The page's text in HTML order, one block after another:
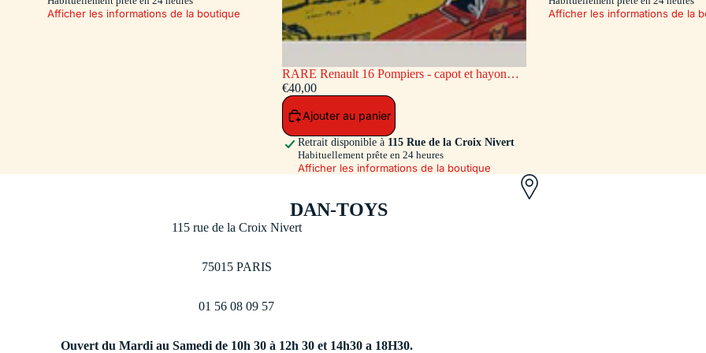
Afficher les informations de la boutique
RARE Renault 16 Pompiers - capot et hayon
ouvrants - siège AR coulissant (Exclusivité Dan-
Toys 500 Ex.)
€40,00
Ajouter au panier
Retrait disponible à 115 Rue de la Croix Nivert
Habituellement prête en 24 heures
Afficher les informations de la boutique
Afficher les informations de la
DAN-TOYS
115 rue de la Croix Nivert
75015 PARIS
01 56 08 09 57
Ouvert du Mardi au Samedi de 10h 30 à 12h 30 et 14h30 a 18H30.